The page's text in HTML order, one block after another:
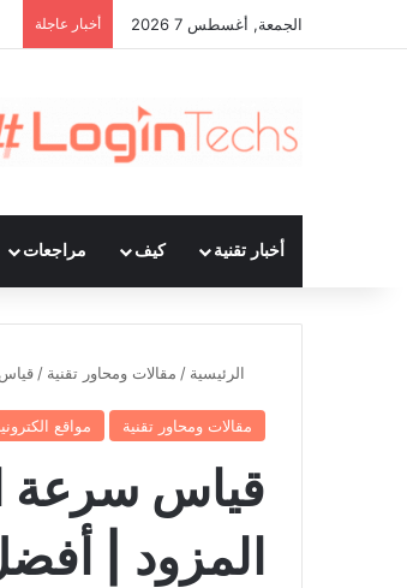
الجمعة, أغسطس 7 2026 أخبار عاجلة
أخبار تقنية كيف مراجعات
الرئيسية / مقالات ومحاور تقنية / قياس
مقالات ومحاور تقنية مواقع
قياس سرعة
المزود | أفضل 10